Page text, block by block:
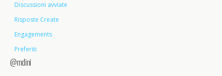
Discussioni avviate
Risposte Create
Engagements
Preferiti
@mdini